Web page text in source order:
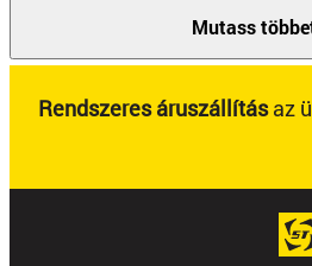
Mutass
Rendszeres áruszállítás az